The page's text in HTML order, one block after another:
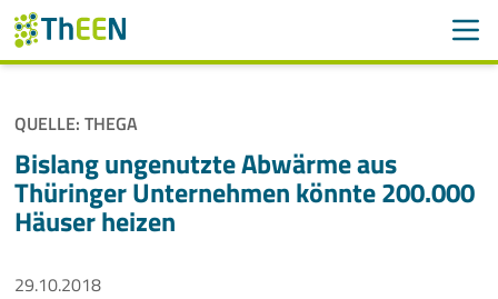
Navigation überspringen
ThEEN
Services
QUELLE: THEGA
Bislang ungenutzte Abwärme aus
Thüringer Unternehmen könnte 200.000
Häuser heizen
29.10.2018